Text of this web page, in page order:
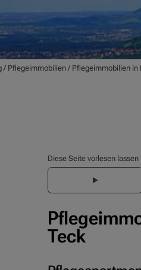
/ Pflegeimmobilien / Pflegeimmobilien in
Diese Seite vorlesen lassen
Teck